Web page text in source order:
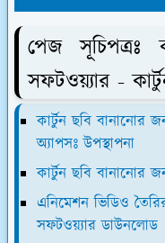
পেজ সূচিপত্রঃ
সফটওয়্যার -
কার্টুন ছবি বানানোর
অ্যাপসঃ উপস্থাপনা
কার্টুন ছবি বানানোর
এনিমেশন ভিডিও
সফটওয়্যার ডাউনলোড